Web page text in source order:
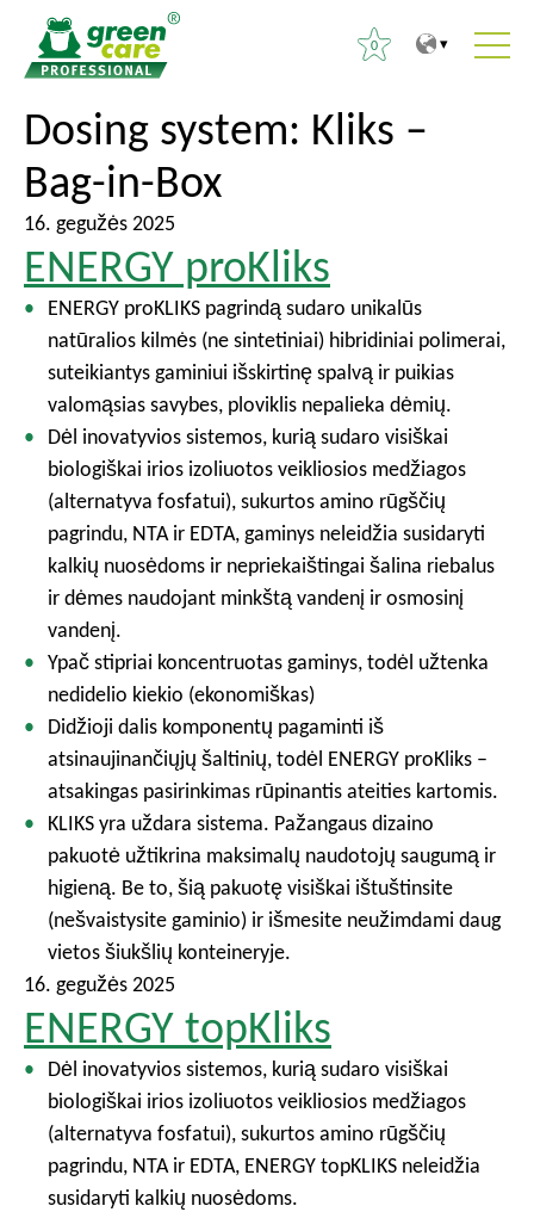
0
I
e
š
k
o
t
i
Dosing system: Kliks –
Bag-in-Box
16. gegužės 2025
ENERGY proKliks
ENERGY proKLIKS pagrindą sudaro unikalūs
natūralios kilmės (ne sintetiniai) hibridiniai polimerai,
suteikiantys gaminiui išskirtinę spalvą ir puikias
valomąsias savybes, ploviklis nepalieka dėmių.
Dėl inovatyvios sistemos, kurią sudaro visiškai
biologiškai irios izoliuotos veikliosios medžiagos
(alternatyva fosfatui), sukurtos amino rūgščių
pagrindu, NTA ir EDTA, gaminys neleidžia susidaryti
kalkių nuosėdoms ir nepriekaištingai šalina riebalus
ir dėmes naudojant minkštą vandenį ir osmosinį
vandenį.
Ypač stipriai koncentruotas gaminys, todėl užtenka
nedidelio kiekio (ekonomiškas)
Didžioji dalis komponentų pagaminti iš
atsinaujinančiųjų šaltinių, todėl ENERGY proKliks –
atsakingas pasirinkimas rūpinantis ateities kartomis.
KLIKS yra uždara sistema. Pažangaus dizaino
pakuotė užtikrina maksimalų naudotojų saugumą ir
higieną. Be to, šią pakuotę visiškai ištuštinsite
(nešvaistysite gaminio) ir išmesite neužimdami daug
vietos šiukšlių konteineryje.
16. gegužės 2025
ENERGY topKliks
Dėl inovatyvios sistemos, kurią sudaro visiškai
biologiškai irios izoliuotos veikliosios medžiagos
(alternatyva fosfatui), sukurtos amino rūgščių
pagrindu, NTA ir EDTA, ENERGY topKLIKS neleidžia
susidaryti kalkių nuosėdoms.